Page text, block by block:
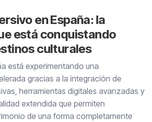
en España: la
está conquistando
culturales
está experimentando una
gracias a la integración de
herramientas digitales avanzadas y
extendida que permiten
de una forma completamente